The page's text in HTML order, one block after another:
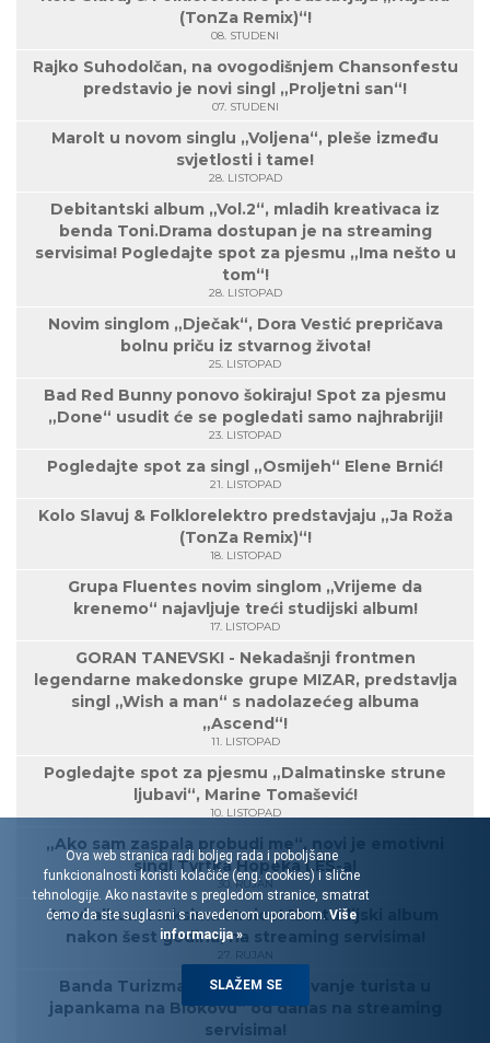
(TonZa Remix)“!
08. STUDENI
Rajko Suhodolčan, na ovogodišnjem Chansonfestu
predstavio je novi singl „Proljetni san“!
07. STUDENI
Marolt u novom singlu „Voljena“, pleše između
svjetlosti i tame!
28. LISTOPAD
Debitantski album „Vol.2“, mladih kreativaca iz
benda Toni.Drama dostupan je na streaming
servisima! Pogledajte spot za pjesmu „Ima nešto u
tom“!
28. LISTOPAD
Novim singlom „Dječak“, Dora Vestić prepričava
bolnu priču iz stvarnog života!
25. LISTOPAD
Bad Red Bunny ponovo šokiraju! Spot za pjesmu
„Done“ usudit će se pogledati samo najhrabriji!
23. LISTOPAD
Pogledajte spot za singl „Osmijeh“ Elene Brnić!
21. LISTOPAD
Kolo Slavuj & Folklorelektro predstavjaju „Ja Roža
(TonZa Remix)“!
18. LISTOPAD
Grupa Fluentes novim singlom „Vrijeme da
krenemo“ najavljuje treći studijski album!
17. LISTOPAD
GORAN TANEVSKI - Nekadašnji frontmen
legendarne makedonske grupe MIZAR, predstavlja
singl „Wish a man“ s nadolazećeg albuma
„Ascend“!
11. LISTOPAD
Pogledajte spot za pjesmu „Dalmatinske strune
ljubavi“, Marine Tomašević!
10. LISTOPAD
„Ako sam zaspala probudi me“, novi je emotivni
singl Tvrtka Hopeka LES-a!
30. RUJAN
Novi album Maksima Mrvice! 12. studijski album
nakon šest godina, na streaming servisima!
27. RUJAN
Banda Turizma: Album „Spašavanje turista u
japankama na Biokovu“ od danas na streaming
servisima!
Ova web stranica radi boljeg rada i poboljšane
funkcionalnosti koristi kolačiće (eng. cookies) i slične
tehnologije. Ako nastavite s pregledom stranice, smatrat
ćemo da ste suglasni s navedenom uporabom. Više
informacija »
SLAŽEM SE